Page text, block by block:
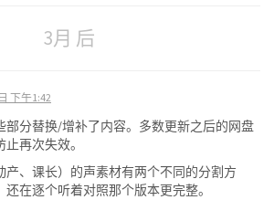
3月 后
下午1:42
部分替换/增补了内容。多数更新之后的网盘
再次失效。
产、课长）的声素材有两个不同的分割方
在逐个听着对照那个版本更完整。